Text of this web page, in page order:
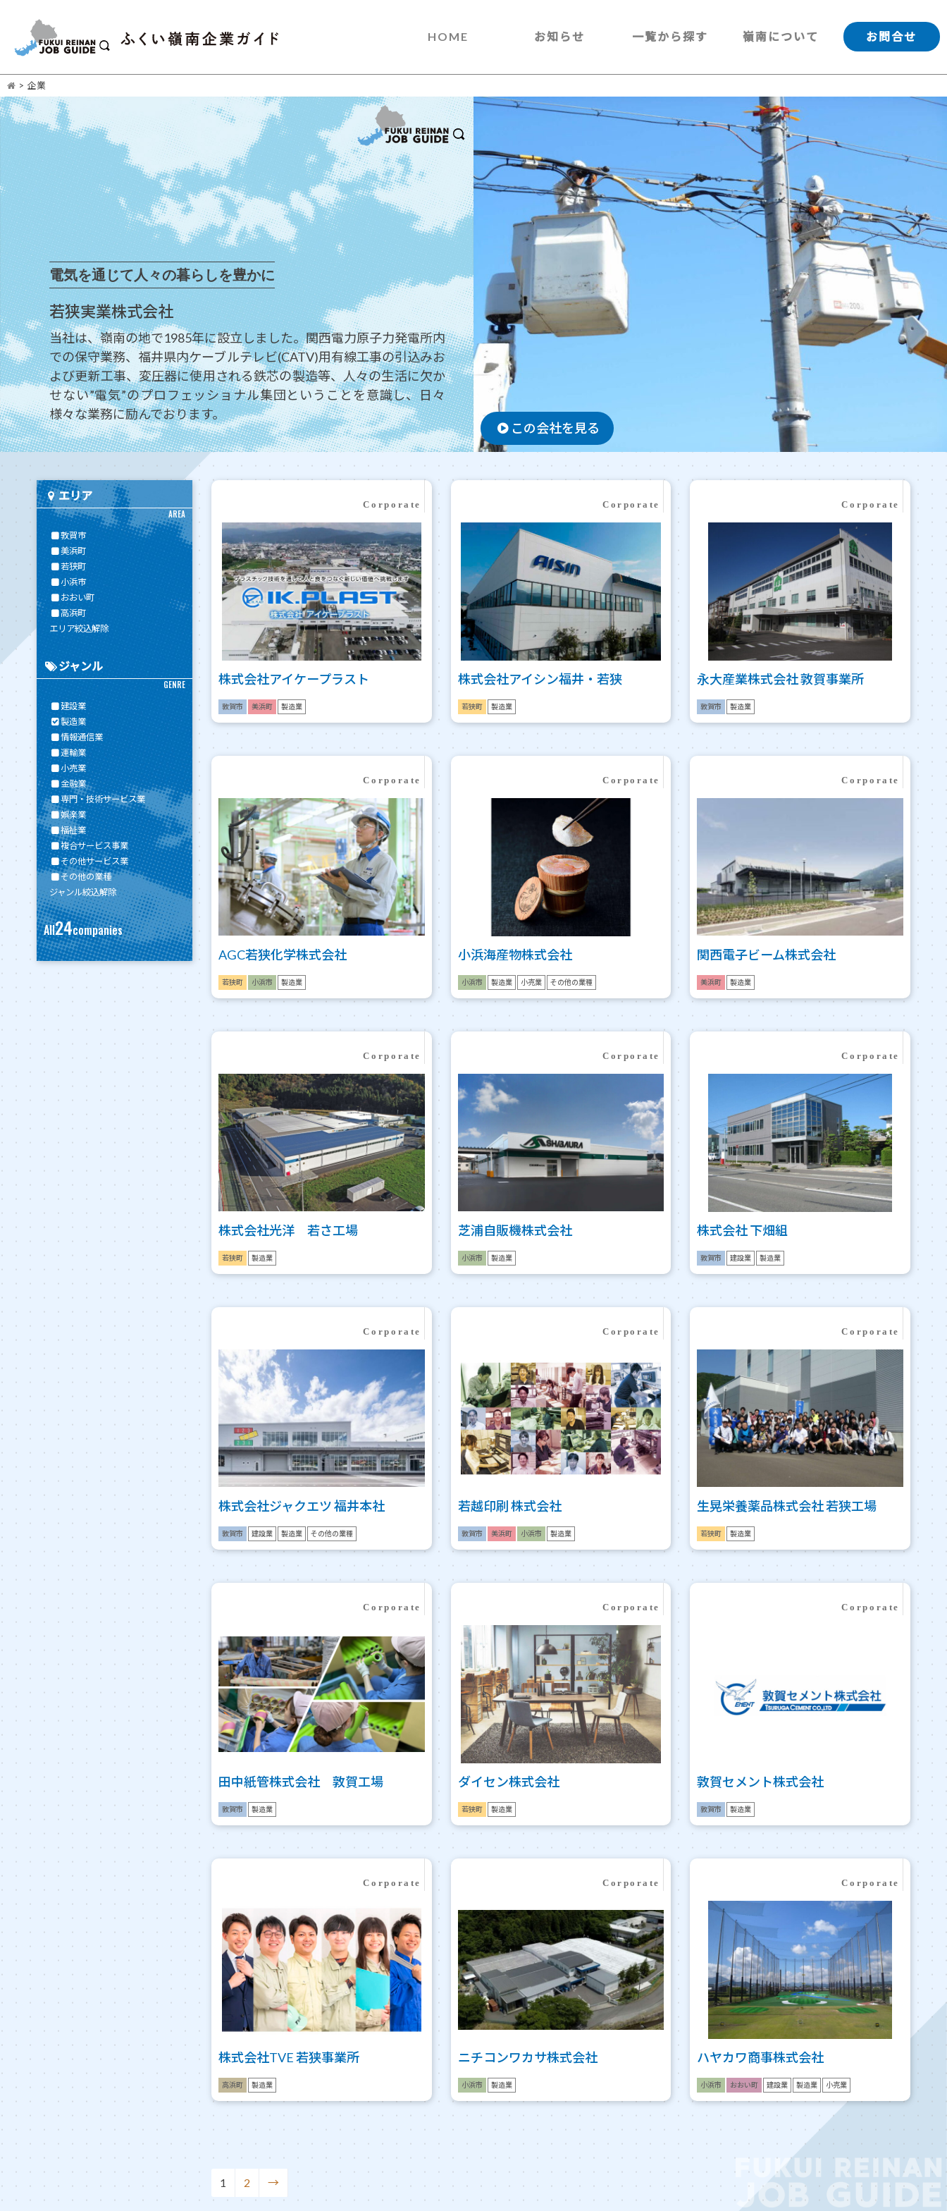
HOME お知らせ 一覧から探す 嶺南について お問合せ
> 企業
電気を通じて人々の暮らしを豊かに
若狭実業株式会社
当社は、嶺南の地で1985年に設立しました。関西電力原子力発電所内
での保守業務、福井県内ケーブルテレビ(CATV)用有線工事の引込みお
よび更新工事、変圧器に使用される鉄芯の製造等、人々の生活に欠か
せない”電気”のプロフェッショナル集団ということを意識し、日々
様々な業務に励んでおります。
この会社を見る
エリア
AREA
敦賀市
美浜町
若狭町
小浜市
おおい町
高浜町
エリア絞込解除
ジャンル
GENRE
建設業
製造業
情報通信業
運輸業
小売業
金融業
専門・技術サービス業
娯楽業
福祉業
複合サービス事業
その他サービス業
その他の業種
ジャンル絞込解除
All24companies
株式会社アイケープラスト
敦賀市 美浜町 製造業
株式会社アイシン福井・若狭
若狭町 製造業
永大産業株式会社 敦賀事業所
敦賀市 製造業
AGC若狭化学株式会社
若狭町 小浜市 製造業
小浜海産物株式会社
小浜市 製造業 小売業 その他の業種
関西電子ビーム株式会社
美浜町 製造業
株式会社光洋 若さ工場
若狭町 製造業
芝浦自販機株式会社
小浜市 製造業
株式会社 下畑組
敦賀市 建設業 製造業
株式会社ジャクエツ 福井本社
敦賀市 建設業 製造業 その他の業種
若越印刷 株式会社
敦賀市 美浜町 小浜市 製造業
生晃栄養薬品株式会社 若狭工場
若狭町 製造業
田中紙管株式会社 敦賀工場
敦賀市 製造業
ダイセン株式会社
若狭町 製造業
敦賀セメント株式会社
敦賀市 製造業
株式会社TVE 若狭事業所
高浜町 製造業
ニチコンワカサ株式会社
小浜市 製造業
ハヤカワ商事株式会社
小浜市 おおい町 建設業 製造業 小売業
1 2 →